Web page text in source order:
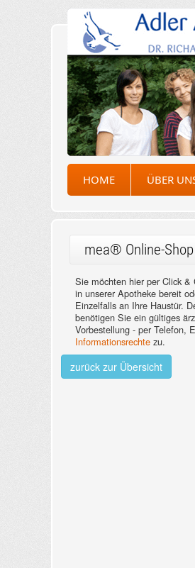
HOME ÜBER
mea® Online-Shop
Sie möchten hier per Click &
in unserer Apotheke bereit
Einzelfalls an Ihre Haustür.
benötigen Sie ein gültiges
Vorbestellung - per Telefon,
Informationsrechte zu.
zurück zur Übersicht